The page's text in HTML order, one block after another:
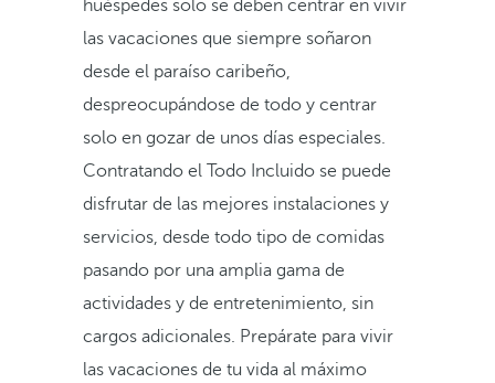
huéspedes solo se deben centrar en vivir
las vacaciones que siempre soñaron
desde el paraíso caribeño,
despreocupándose de todo y centrar
solo en gozar de unos días especiales.
Contratando el Todo Incluido se puede
disfrutar de las mejores instalaciones y
servicios, desde todo tipo de comidas
pasando por una amplia gama de
actividades y de entretenimiento, sin
cargos adicionales. Prepárate para vivir
las vacaciones de tu vida al máximo